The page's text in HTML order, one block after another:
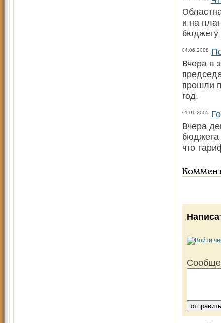
и на
бюджету
04.06.2008
Вчера в
прошли
год.
01.01.2005
Вчера
бюджета
что